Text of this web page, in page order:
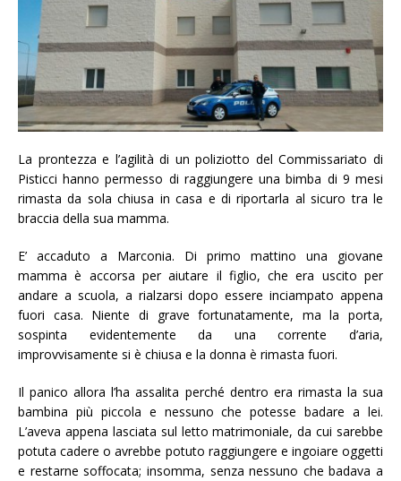
La prontezza e l’agilità di un poliziotto del Commissariato di
Pisticci hanno permesso di raggiungere una bimba di 9 mesi
rimasta da sola chiusa in casa e di riportarla al sicuro tra le
braccia della sua mamma.
E’ accaduto a Marconia. Di primo mattino una giovane
mamma è accorsa per aiutare il figlio, che era uscito per
andare a scuola, a rialzarsi dopo essere inciampato appena
fuori casa. Niente di grave fortunatamente, ma la porta,
sospinta evidentemente da una corrente d’aria,
improvvisamente si è chiusa e la donna è rimasta fuori.
Il panico allora l’ha assalita perché dentro era rimasta la sua
bambina più piccola e nessuno che potesse badare a lei.
L’aveva appena lasciata sul letto matrimoniale, da cui sarebbe
potuta cadere o avrebbe potuto raggiungere e ingoiare oggetti
e restarne soffocata; insomma, senza nessuno che badava a